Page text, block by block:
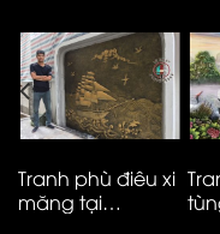
Tranh phù điêu xi
măng tại